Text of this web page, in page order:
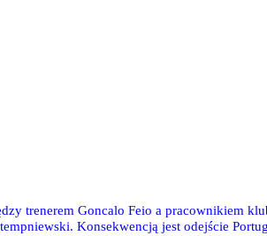
trenerem Goncalo Feio a pracownikiem
Konsekwencją jest odejście